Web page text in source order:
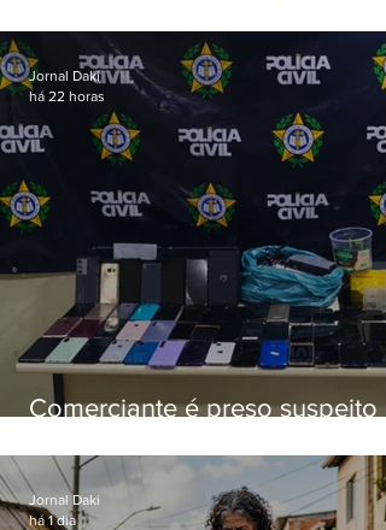
aposentados é preso
Comerciante é preso suspeito
loja
Jornal Daki
há 22 horas
Jornal Daki
há 1 dia